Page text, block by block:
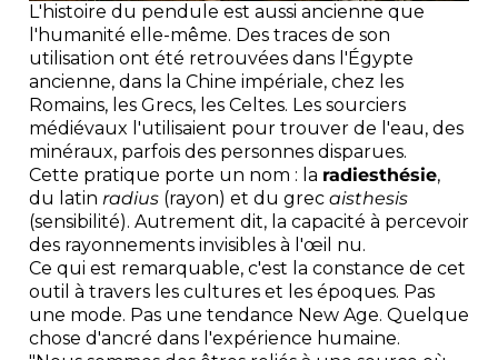
L'histoire du pendule est aussi ancienne que
l'humanité elle-même. Des traces de son
utilisation ont été retrouvées dans l'Égypte
ancienne, dans la Chine impériale, chez les
Romains, les Grecs, les Celtes. Les sourciers
médiévaux l'utilisaient pour trouver de l'eau, des
minéraux, parfois des personnes disparues.
Cette pratique porte un nom : la radiesthésie,
du latin radius (rayon) et du grec aisthesis
(sensibilité). Autrement dit, la capacité à percevoir
des rayonnements invisibles à l'œil nu.
Ce qui est remarquable, c'est la constance de cet
outil à travers les cultures et les époques. Pas
une mode. Pas une tendance New Age. Quelque
chose d'ancré dans l'expérience humaine.